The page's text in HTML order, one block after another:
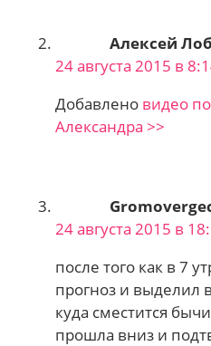
Алексей
24 августа 2015 в
Добавлено видео
Александра >>
24 августа 2015 в
после того как в 7
прогноз и выделил
куда сместится
прошла вниз и